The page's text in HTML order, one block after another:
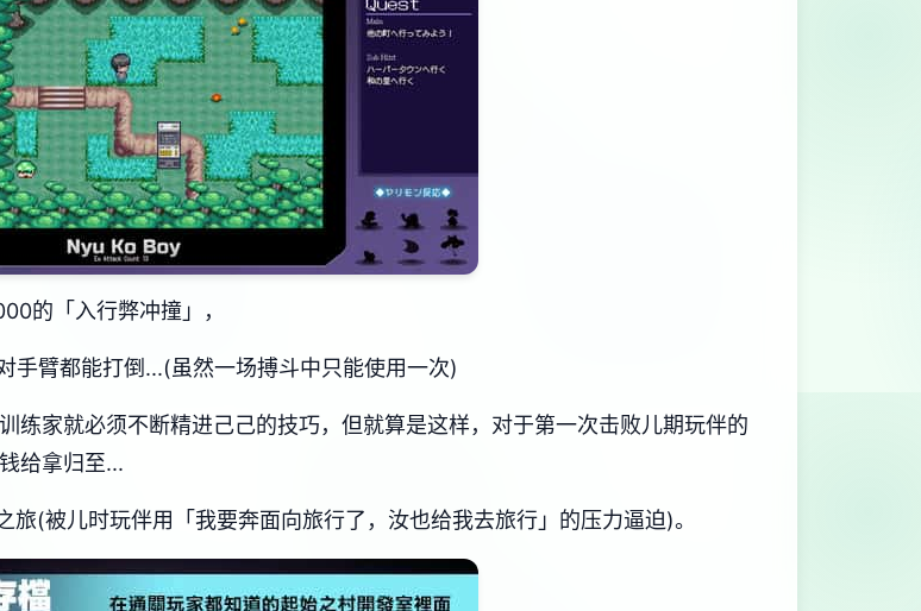
的「入行弊冲撞」，
手臂都能打倒...(虽然一场搏斗中只能使用一次)
练家就必须不断精进己己的技巧，但就算是这样，对于第一次击败儿期玩伴的
给拿归至...
(被儿时玩伴用「我要奔面向旅行了，汝也给我去旅行」的压力逼迫)。